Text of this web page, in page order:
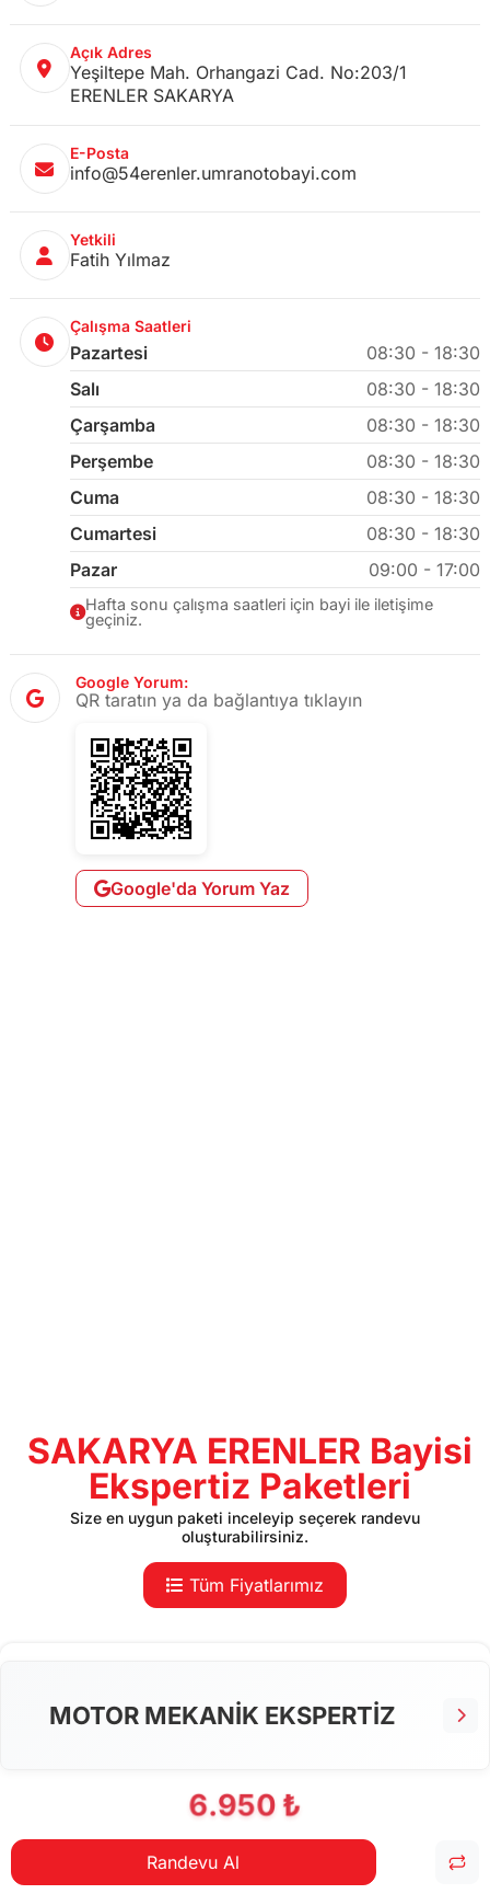
E-Posta
info@54erenler.umranotobayi.com
Yetkili
Fatih Yılmaz
Açık Adres
Yeşiltepe Mah. Orhangazi Cad. No:203/1
ERENLER SAKARYA
Çalışma Saatleri
Pazartesi
08:30 - 18:30
Salı
08:30 - 18:30
Çarşamba
08:30 - 18:30
Perşembe
08:30 - 18:30
Cuma
08:30 - 18:30
Cumartesi
08:30 - 18:30
Pazar
09:00 - 17:00
Hafta sonu çalışma saatleri için bayi ile iletişime
geçiniz.
Google Yorum:
QR taratın ya da bağlantıya tıklayın
Google'da Yorum Yaz
SAKARYA ERENLER Bayisi
Ekspertiz Paketleri
Size en uygun paketi inceleyip seçerek randevu
oluşturabilirsiniz.
Tüm Fiyatlarımız
MOTOR MEKANİK EKSPERTİZ
6.950 ₺
Randevu Al